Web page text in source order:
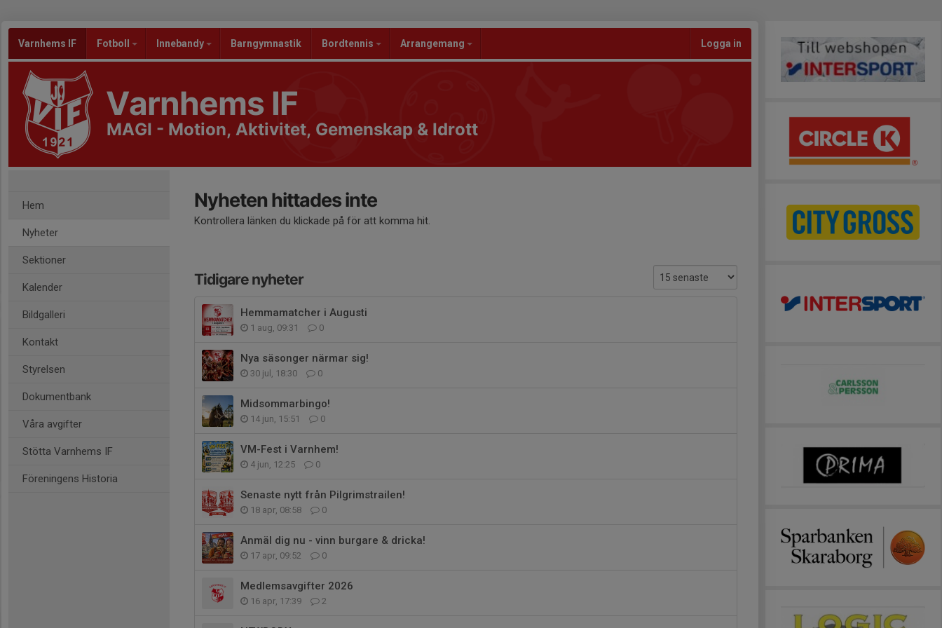
Varnhems IF Fotboll Innebandy Barngymnastik Bordtennis Arrangemang Logga in
Varnhems IF
MAGI - Motion, Aktivitet, Gemenskap & Idrott
Hem
Nyheter
Sektioner
Kalender
Bildgalleri
Kontakt
Styrelsen
Dokumentbank
Våra avgifter
Stötta Varnhems IF
Föreningens Historia
Nyheten hittades inte
Kontrollera länken du klickade på för att komma hit.
Tidigare nyheter
Hemmamatcher i Augusti
1 aug, 09:31 0
Nya säsonger närmar sig!
30 jul, 18:30 0
Midsommarbingo!
14 jun, 15:51 0
VM-Fest i Varnhem!
4 jun, 12:25 0
Senaste nytt från Pilgrimstrailen!
18 apr, 08:58 0
Anmäl dig nu - vinn burgare & dricka!
17 apr, 09:52 0
Medlemsavgifter 2026
16 apr, 17:39 2